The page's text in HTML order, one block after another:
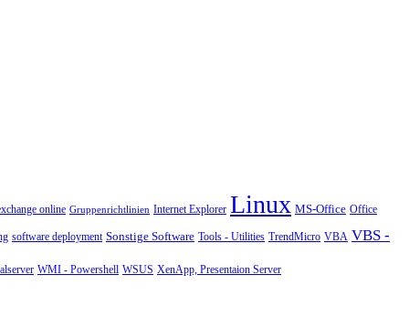
online Gruppenrichtlinien Internet Explorer Linux MS-Office Office
software deployment Sonstige Software Tools - Utilities TrendMicro VBA VBS -
WMI - Powershell WSUS XenApp, Presentaion Server